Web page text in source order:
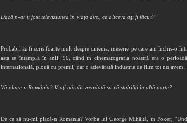
Dacă n-ar fi fost televiziunea în viaţa dvs., ce altceva aţi fi făcut?
Probabil aş fi scris foarte mult despre cinema, meserie pe care am închis-o
asta se întâmpla în anii ’90, când în cinematografia noastră era o
internaţională, plouă cu premii, dar o adevărată industrie de film tot nu
Vă place-n România? V-aţi gândit ­vreodată să vă stabiliţi în altă parte?
De ce să nu-mi placă-n România? Vorba lui George Mihăiţă, în Poker,